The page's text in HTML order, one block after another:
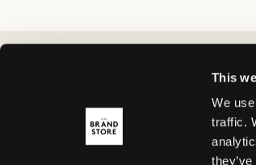
This
We
traffic.